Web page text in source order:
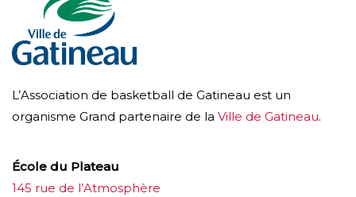
L’Association de basketball de Gatineau est un
organisme Grand partenaire de la Ville de Gatineau.
École du Plateau
145 rue de l’Atmosphère